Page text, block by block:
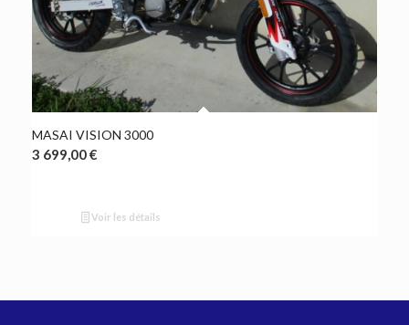
MASAI VISION 3000
3 699,00€
Voir les détails